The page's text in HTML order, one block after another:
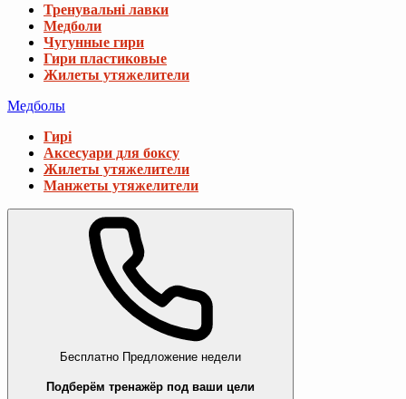
Тренувальні лавки
Медболи
Чугунные гири
Гири пластиковые
Жилеты утяжелители
Медболы
Гирі
Аксесуари для боксу
Жилеты утяжелители
Манжеты утяжелители
Бесплатно Предложение недели
Подберём тренажёр под ваши цели